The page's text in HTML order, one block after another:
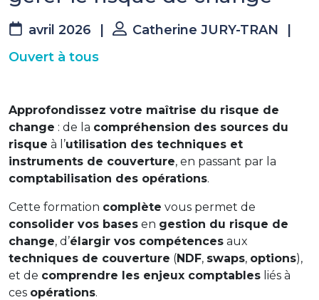
avril 2026 Catherine JURY-TRAN
Ouvert à tous
Approfondissez votre maîtrise du risque de
change : de la compréhension des sources du
risque à l’utilisation des techniques et
instruments de couverture, en passant par la
comptabilisation des opérations.
Cette formation complète vous permet de
consolider vos bases en gestion du risque de
change, d’élargir vos compétences aux
techniques de couverture (NDF, swaps, options),
et de comprendre les enjeux comptables liés à
ces opérations.